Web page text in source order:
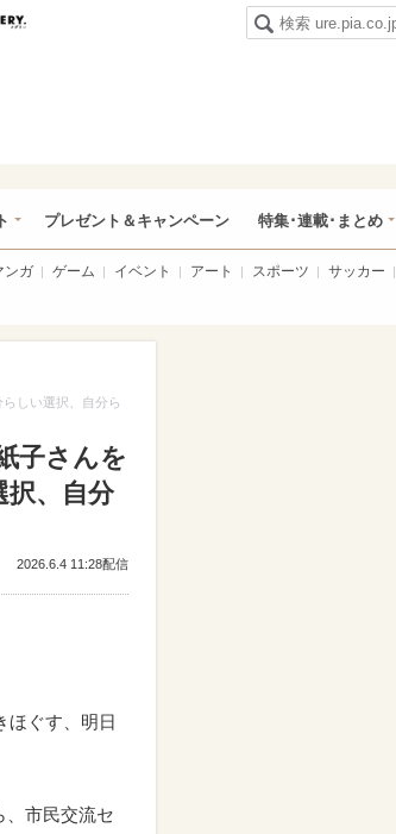
プレゼント＆キャンペーン 特集･連載･まとめ
ンガ ゲーム イベント アート スポーツ サッカー
しい選択、自分ら
子さんを
択、自分
2026.6.4 11:28配信
ほぐす、明日
、市民交流セ